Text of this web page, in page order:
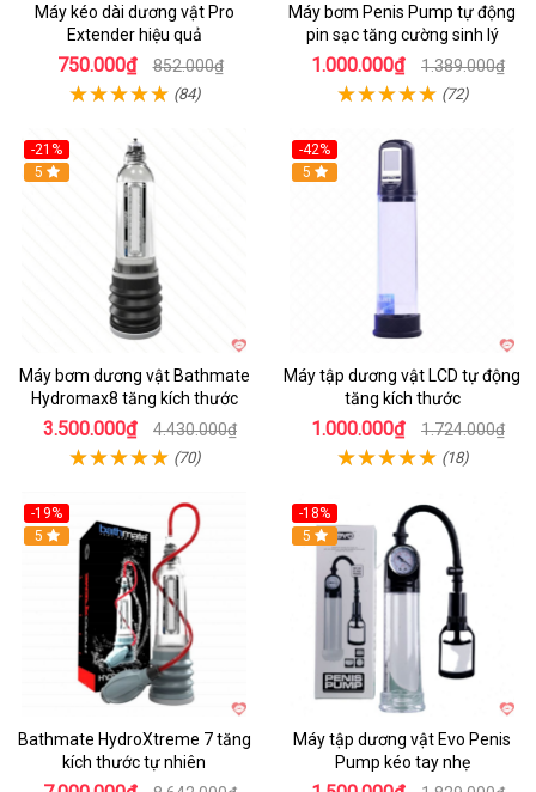
Máy kéo dài dương vật Pro
Extender hiệu quả
750.000₫ 852.000₫
(84)
Máy bơm Penis Pump tự động
pin sạc tăng cường sinh lý
1.000.000₫ 1.389.000₫
(72)
-21%
Hot
5
Máy bơm dương vật Bathmate
Hydromax8 tăng kích thước
3.500.000₫ 4.430.000₫
(70)
-42%
Hot
5
Máy tập dương vật LCD tự động
tăng kích thước
1.000.000₫ 1.724.000₫
(18)
-19%
Hot
5
Bathmate HydroXtreme 7 tăng
kích thước tự nhiên
-18%
Hot
5
Máy tập dương vật Evo Penis
Pump kéo tay nhẹ